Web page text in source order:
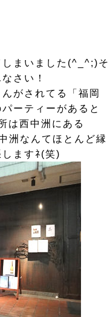
まいました(^_^;)そ
さい！
がされてる「福岡
ーティーがあると
は西中洲にある
洲なんてほとんど縁
ますﾈ(笑)